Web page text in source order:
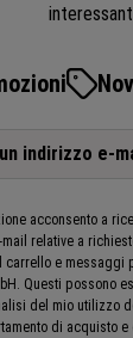
acconsento a
relative a
carrello e messaggi
Questi possono
del mio utilizzo
di acquisto